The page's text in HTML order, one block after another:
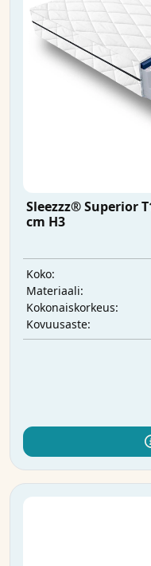
Sleezzz® Superior
cm H3
Koko:
Materiaali:
Kokonaiskorkeus:
Kovuusaste: